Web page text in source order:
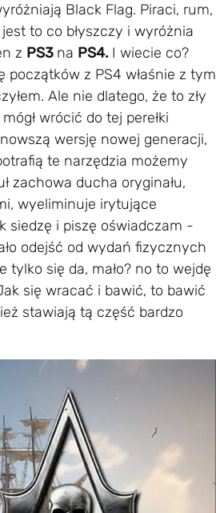
Black Flag. Piraci, rum,
to co błyszczy i wyróżnia
z PS3 na PS4. I wiecie co?
z PS4 właśnie z tym
Ale nie dlatego, że to zły
wrócić do tej perełki
wersję nowej generacji,
te narzędzia możemy
zachowa ducha oryginału,
wyeliminuje irytujące
siedzę i piszę oświadczam -
odejść od wydań fizycznych
tylko się da, mało? no to wejdę
się wracać i bawić, to bawić
stawiają tą część bardzo